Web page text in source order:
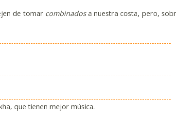
de tomar combinadosa nuestra costa, pero,
que tienen mejor música.